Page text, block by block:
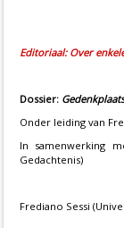
Editoriaal: Over
Dossier:
Onder leiding van
In samenwerking
Gedachtenis)
Frediano Sessi